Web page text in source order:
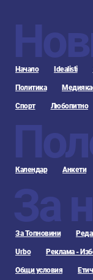
Начало Idealisti
Политика
Спорт Любопитно
Календар Анкети
За
За Топновини
Urbo Реклама -
Общи условия